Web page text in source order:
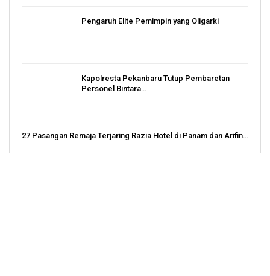
Pengaruh Elite Pemimpin yang Oligarki
Kapolresta Pekanbaru Tutup Pembaretan
Personel Bintara…
27 Pasangan Remaja Terjaring Razia Hotel di Panam dan Arifin…